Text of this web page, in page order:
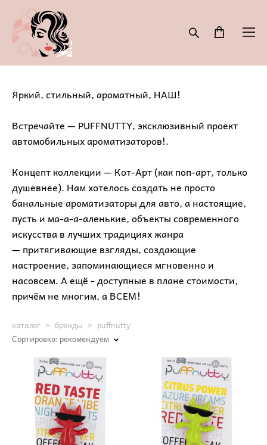
Яркий, стильный, ароматный, НАШ!
Встречайте — PUFFNUTTY, эксклюзивный проект
автомобильных ароматизаторов!.
Концепт коллекции — Кот-Арт (как поп-арт, только
душевнее). Нам хотелось создать не просто
банальные ароматизаторы для авто, а настоящие,
пусть и ма-а-а-аленькие, объекты современного
искусства в лучших традициях жанра
— притягивающие взгляды, создающие
настроение, запоминающиеся мгновенно и
насовсем. А ещё - доступные в плане стоимости,
причём не многим, а ВСЕМ!
каталог > бренды > puffnutty
Сортировка:рекомендуем